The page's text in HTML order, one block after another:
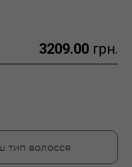
3209.00 грн.
тип волосся